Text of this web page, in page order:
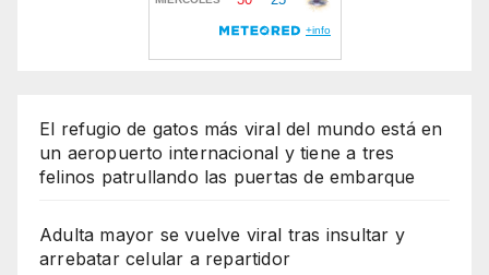
El refugio de gatos más viral del mundo está en
un aeropuerto internacional y tiene a tres
felinos patrullando las puertas de embarque
Adulta mayor se vuelve viral tras insultar y
arrebatar celular a repartidor